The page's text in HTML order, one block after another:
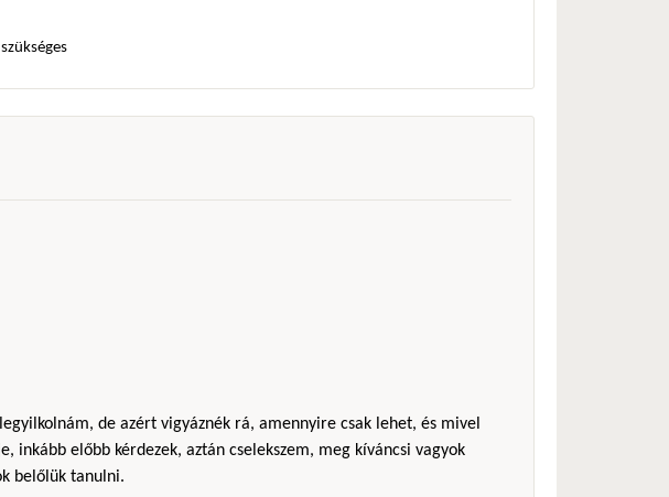
szükséges
de azért vigyáznék rá, amennyire csak lehet, és mivel
inkább előbb kérdezek, aztán cselekszem, meg kíváncsi vagyok
belőlük tanulni.